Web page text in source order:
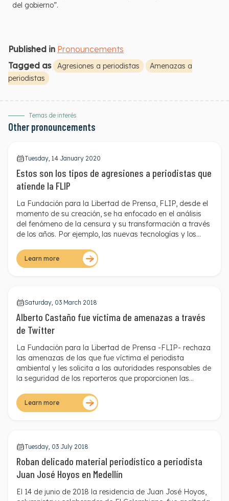
del gobierno”.
Published in Pronouncements
Tagged as
Agresiones a periodistas
Amenazas a
periodistas
Temas de interés
Other pronouncements
Tuesday, 14 January 2020
Estos son los tipos de agresiones a periodistas que
atiende la FLIP
La Fundación para la Libertad de Prensa, FLIP, desde el
momento de su creación, se ha enfocado en el análisis
del fenómeno de la censura y su transformación a través
de los años. Por ejemplo, las nuevas tecnologías y los
clasificación de las agresiones a la prensa deba
modificarse.
Learn more
Saturday, 03 March 2018
Alberto Castaño fue víctima de amenazas a través
de Twitter
La Fundación para la Libertad de Prensa -FLIP- rechaza
las amenazas de las que fue víctima el periodista
ambiental y les solicita a las autoridades responsables de
la seguridad de los reporteros que proporcionen las
periodística de Castaño.
Learn more
Tuesday, 03 July 2018
Roban delicado material periodístico a periodista
Juan José Hoyos en Medellín
El 14 de junio de 2018 la residencia de Juan José Hoyos,